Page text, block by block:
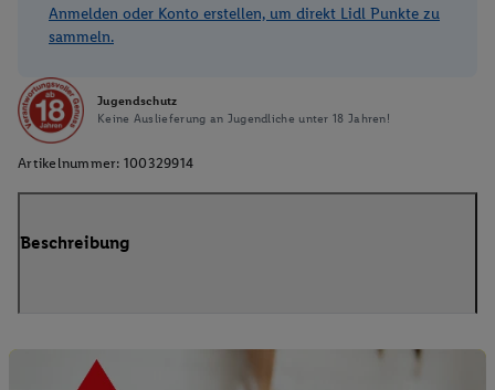
Anmelden oder Konto erstellen, um direkt Lidl Punkte zu
sammeln.
Jugendschutz
Keine Auslieferung an Jugendliche unter 18 Jahren!
Artikelnummer: 100329914
Beschreibung